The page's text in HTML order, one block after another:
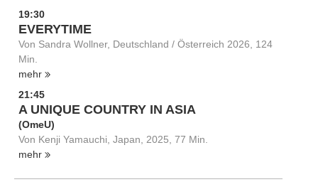
19:30
EVERYTIME
Von Sandra Wollner, Deutschland / Österreich 2026, 124
Min.
mehr
21:45
A UNIQUE COUNTRY IN ASIA
(OmeU)
Von Kenji Yamauchi, Japan, 2025, 77 Min.
mehr